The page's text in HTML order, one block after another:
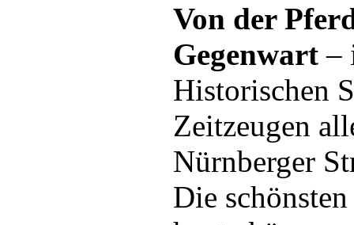
Von der
Gegenwart –
Historischen
Zeitzeugen
Nürnberger
Die